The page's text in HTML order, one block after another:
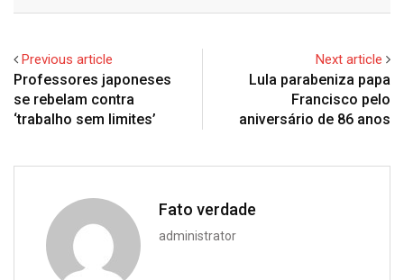
Previous article
Professores japoneses
se rebelam contra
‘trabalho sem limites’
Next article
Lula parabeniza papa
Francisco pelo
aniversário de 86 anos
Fato verdade
administrator